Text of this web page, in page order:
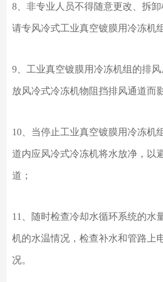
8、非专业人员不得随意更改、拆
请专风冷式工业真空镀膜用冷冻机
9、工业真空镀膜用冷冻机组的排
放风冷式冷冻机物阻挡排风通道而
10、当停止工业真空镀膜用冷冻机
道内应风冷式冷冻机将水放净，以
道；
11、随时检查冷却水循环系统的水
机的水温情况，检查补水和管路上
况。